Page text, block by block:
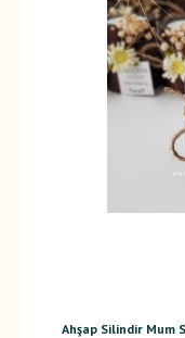
Ahşap Silindir Mum